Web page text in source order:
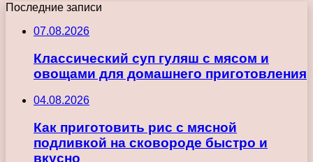
Последние записи
07.08.2026
Классический суп гуляш с мясом и
овощами для домашнего приготовления
04.08.2026
Как приготовить рис с мясной
подливкой на сковороде быстро и
вкусно